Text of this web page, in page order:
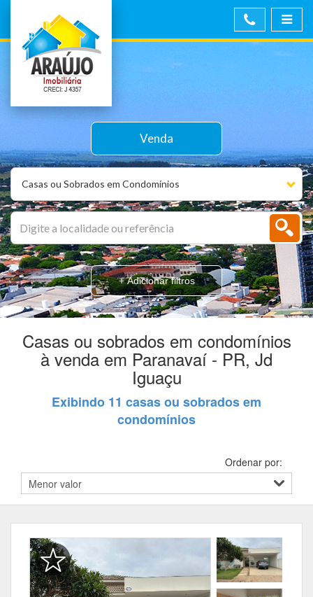
Casas ou Sobrados em Condomínios
Venda
+ Adicionar filtros
Casas ou sobrados em condomínios
à venda em Paranavaí - PR, Jd
Iguaçu
Exibindo 11 casas ou sobrados em
condomínios
Ordenar por: